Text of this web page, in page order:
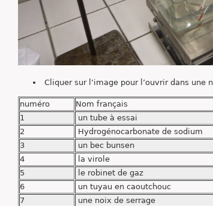
Cliquer sur l’image pour l’ouvrir dans
numéro Nom français
1
un tube à essai
2
Hydrogénocarbonate de sodium
3
un bec bunsen
4
la virole
5
le robinet de gaz
6
un tuyau en caoutchouc
7
une noix de serrage